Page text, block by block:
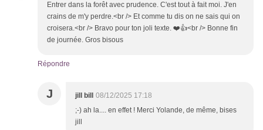
Entrer dans la forêt avec prudence. C'est tout à fait moi. J'en
crains de m'y perdre.<br /> Et comme tu dis on ne sais qui on
croisera.<br /> Bravo pour ton joli texte. ❤️👍<br /> Bonne fin
de journée. Gros bisous
Répondre
J jill bill
08/12/2025 17:18
;-) ah la.... en effet ! Merci Yolande, de même, bises
jill